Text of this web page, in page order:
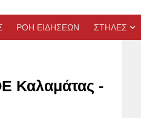
ΡΟΗ ΕΙΔΗΣΕΩΝ ΣΤΗΛΕΣ
Καλαμάτας -